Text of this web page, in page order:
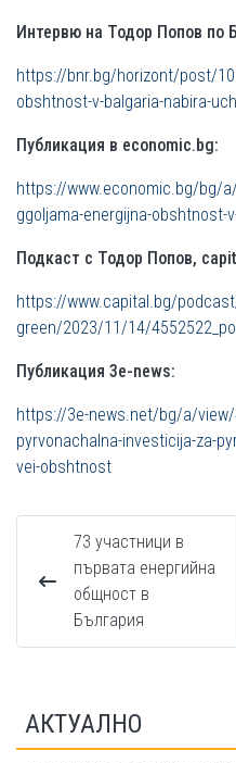
Интервю на Тодор Попов по
https://bnr.bg/horizont/post/
obshtnost-v-balgaria-nabira-
Публикация в economic.bg:
https://www.economic.bg/bg/
ggoljama-energijna-obshtnost-
Подкаст с Тодор Попов,
https://www.capital.bg/
green/2023/11/14/
Публикация 3е-news:
https://3e-news.net/bg/a/
pyrvonachalna-investicija-za-
vei-obshtnost
73 участници в
първата енергийна
общност в
България
АКТУАЛНО